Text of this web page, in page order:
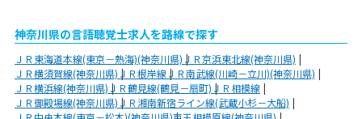
神奈川県の言語聴覚士求人を路線で探す
ＪＲ東海道本線(東京－熱海)(神奈川県)ＪＲ京浜東北線(神奈川県)
ＪＲ横須賀線(神奈川県)ＪＲ根岸線ＪＲ南武線(川崎－立川)(神奈川県)
ＪＲ横浜線(神奈川県)ＪＲ鶴見線(鶴見－扇町)ＪＲ相模線
ＪＲ御殿場線(神奈川県)ＪＲ湘南新宿ライン線(武蔵小杉－大船)